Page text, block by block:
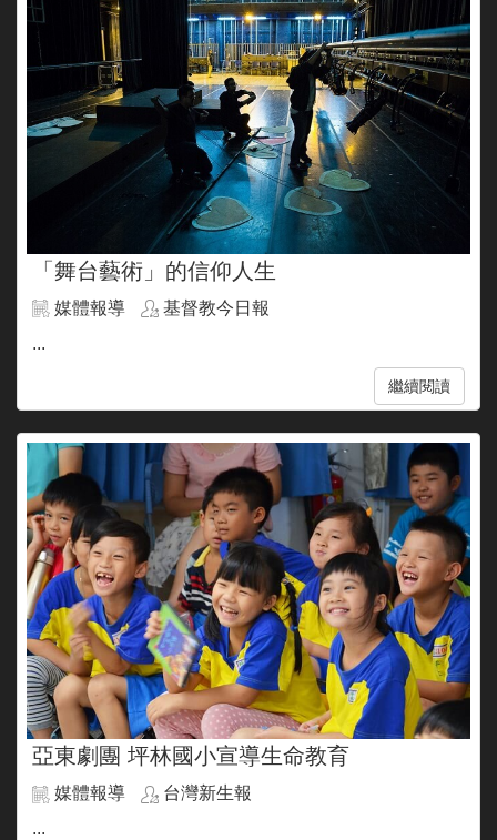
「舞台藝術」的信仰人生
媒體報導
基督教今日報
...
繼續閱讀
亞東劇團 坪林國小宣導生命教育
媒體報導
台灣新生報
...